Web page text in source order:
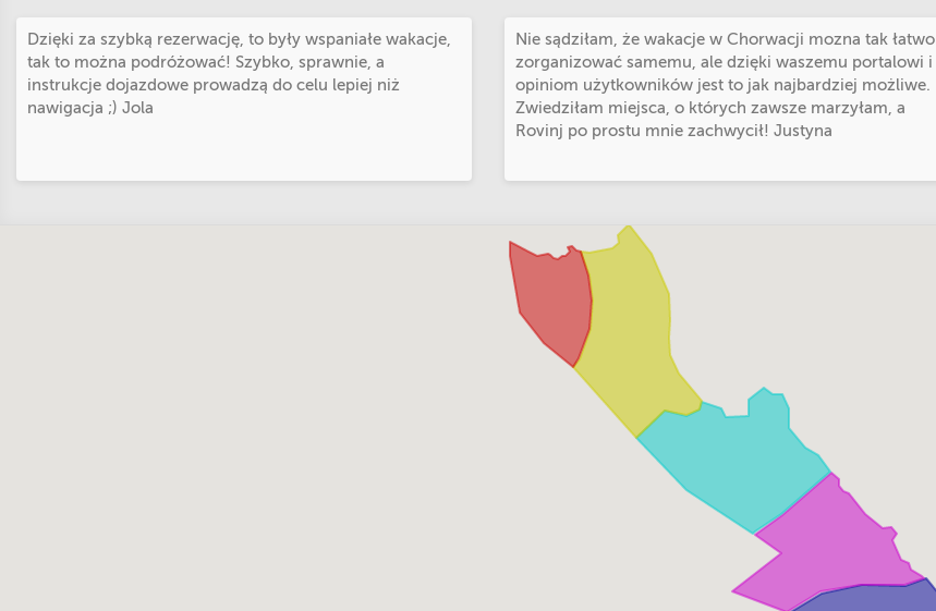
Dzięki za szybką rezerwację, to były wspaniałe wakacje,
tak to można podróżować! Szybko, sprawnie, a
instrukcje dojazdowe prowadzą do celu lepiej niż
nawigacja ;) Jola
Nie sądziłam, że wakacje w Chorwacji mozna tak łatwo
zorganizować samemu, ale dzięki waszemu portalowi i
opiniom użytkowników jest to jak najbardziej możliwe.
Zwiedziłam miejsca, o których zawsze marzyłam, a
Rovinj po prostu mnie zachwycił! Justyna